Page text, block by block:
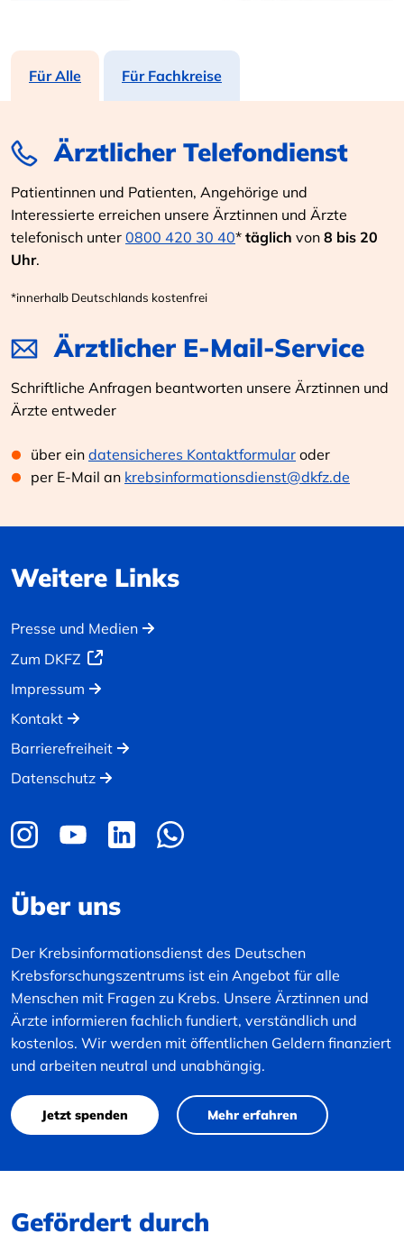
Für Alle Für Fachkreise
Ärztlicher Telefondienst
Patientinnen und Patienten, Angehörige und
Interessierte erreichen unsere Ärztinnen und Ärzte
telefonisch unter 0800 420 30 40* täglich von 8 bis 20
Uhr.
*innerhalb Deutschlands kostenfrei
Ärztlicher E-Mail-Service
Schriftliche Anfragen beantworten unsere Ärztinnen und
Ärzte entweder
über ein datensicheres Kontaktformular oder
per E-Mail an krebsinformationsdienst@dkfz.de
Weitere Links
Presse und Medien
Zum DKFZ
Impressum
Kontakt
Barrierefreiheit
Datenschutz
Über uns
Der Krebsinformationsdienst des Deutschen
Krebsforschungszentrums ist ein Angebot für alle
Menschen mit Fragen zu Krebs. Unsere Ärztinnen und
Ärzte informieren fachlich fundiert, verständlich und
kostenlos. Wir werden mit öffentlichen Geldern finanziert
und arbeiten neutral und unabhängig.
Jetzt spenden Mehr erfahren
Gefördert durch